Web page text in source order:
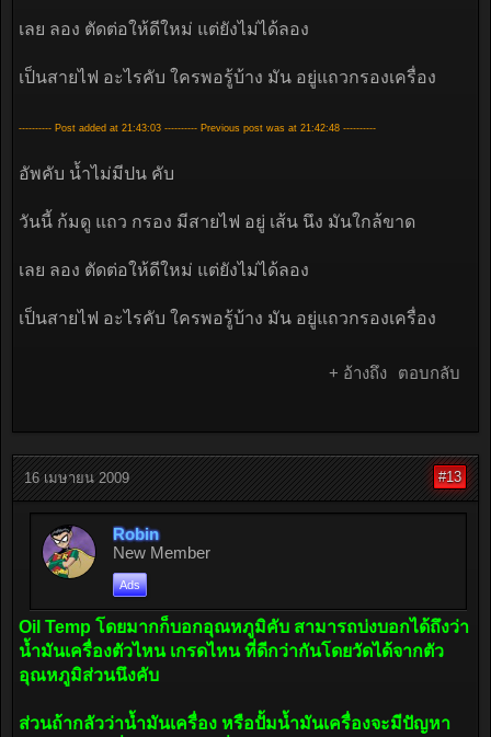
เลย ลอง ตัดต่อให้ดีใหม่ แต่ยังไม่ได้ลอง
เป็นสายไฟ อะไรคับ ใครพอรู้บ้าง มัน อยู่แถวกรองเครื่อง
---------- Post added at 21:43:03 ---------- Previous post was at 21:42:48 ----------
อัพคับ น้ำไม่มีปน คับ
วันนี้ ก้มดู แถว กรอง มีสายไฟ อยู่ เส้น นึง มันใกล้ขาด
เลย ลอง ตัดต่อให้ดีใหม่ แต่ยังไม่ได้ลอง
เป็นสายไฟ อะไรคับ ใครพอรู้บ้าง มัน อยู่แถวกรองเครื่อง
+ อ้างถึง ตอบกลับ
16 เมษายน 2009 #13
Robin
New Member
Ads
Oil Temp โดยมากก็บอกอุณหภูมิคับ สามารถบ่งบอกได้ถึงว่า
น้ำมันเครื่องตัวไหน เกรดไหน ที่ดีกว่ากันโดยวัดได้จากตัว
อุณหภูมิส่วนนึงคับ
ส่วนถ้ากลัวว่าน้ำมันเครื่อง หรือปั้มน้ำมันเครื่องจะมีปัญหา